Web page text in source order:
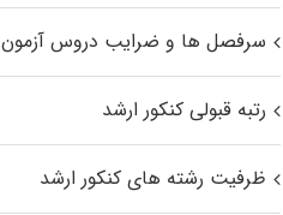
سرفصل ها و ضرایب دروس آزمون
رتبه قبولی کنکور ارشد
ظرفیت رشته های کنکور ارشد